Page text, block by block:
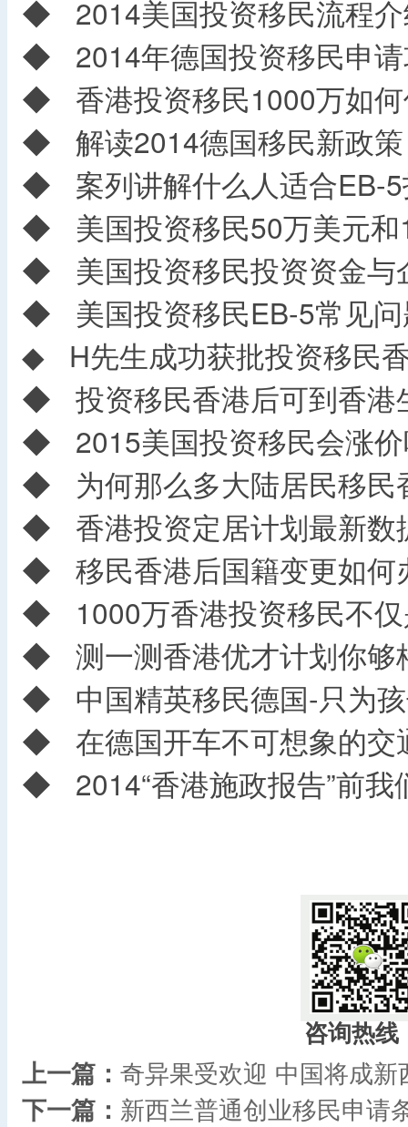
◆ 2014美国投资移民流程
◆ 2014年德国投资移民申
◆ 香港投资移民1000万如
◆ 解读2014德国移民新政策
◆ 案列讲解什么人适合EB-
◆ 美国投资移民50万美元
◆ 美国投资移民投资资金与
◆ 美国投资移民EB-5常见
◆ H先生成功获批投资移民
◆ 投资移民香港后可到香港
◆ 2015美国投资移民会涨
◆ 为何那么多大陆居民移民
◆ 香港投资定居计划最新数
◆ 移民香港后国籍变更如何
◆ 1000万香港投资移民不
◆ 测一测香港优才计划你够
◆ 中国精英移民德国-只为
◆ 在德国开车不可想象的交
◆ 2014“香港施政报告”前
咨询热线
上一篇： 奇异果受欢迎 中国将成
下一篇： 新西兰普通创业移民申请